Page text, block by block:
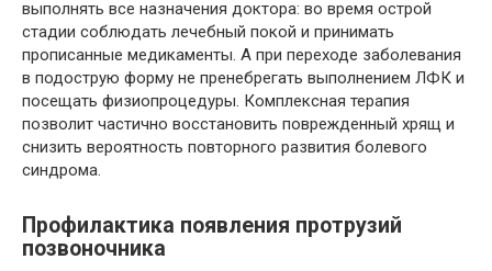
выполнять все назначения доктора: во время острой
стадии соблюдать лечебный покой и принимать
прописанные медикаменты. А при переходе заболевания
в подострую форму не пренебрегать выполнением ЛФК и
посещать физиопроцедуры. Комплексная терапия
позволит частично восстановить поврежденный хрящ и
снизить вероятность повторного развития болевого
синдрома.
Профилактика появления протрузий
позвоночника